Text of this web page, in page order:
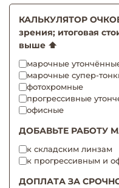
КАЛЬКУЛЯТОР
зрения; итоговая
выше ⬆️
марочные
марочные супер-
фотохромные
прогрессивные
офисные
ДОБАВЬТЕ РАБОТУ
к складским линзам
к прогрессивным и
ДОПЛАТА ЗА